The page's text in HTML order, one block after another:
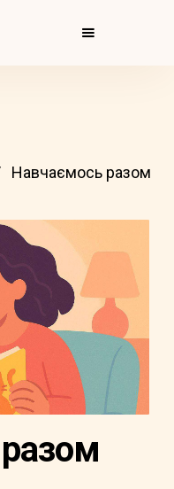
Навчаємось разом